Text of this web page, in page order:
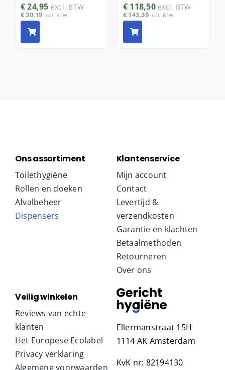
€24,95 excl. BTW
€30,19 incl. BTW
€ 118,50 excl. BTW
€ 143,39 incl. BTW
Ons assortiment
Toilethygiëne
Rollen en doeken
Afvalbeheer
Dispensers
Klantenservice
Mijn account
Contact
Levertijd &
verzendkosten
Garantie en klachten
Betaalmethoden
Retourneren
Over ons
Veilig winkelen
Reviews van echte
klanten
Het Europese Ecolabel
Privacy verklaring
Algemene voorwaarden
Ellermanstraat 15H
1114 AK Amsterdam
KvK nr: 82194130